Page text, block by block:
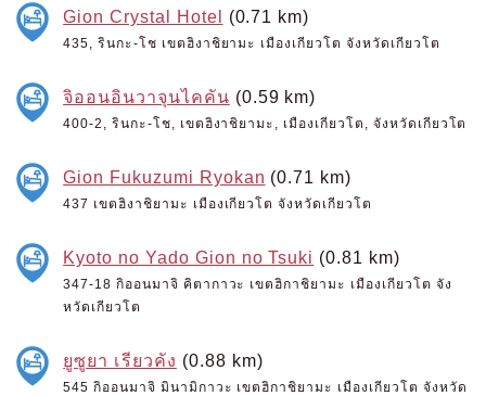
Gion Crystal Hotel (0.71 km)
435, รินกะ-โช เขตฮิงาชิยามะ เมืองเกียวโต จังหวัดเกียวโต
จิออนอินวาจุนไคคัน (0.59 km)
400-2, รินกะ-โช, เขตฮิงาชิยามะ, เมืองเกียวโต, จังหวัดเกียวโต
Gion Fukuzumi Ryokan (0.71 km)
437 เขตฮิงาชิยามะ เมืองเกียวโต จังหวัดเกียวโต
Kyoto no Yado Gion no Tsuki (0.81 km)
347-18 กิออนมาจิ คิตากาวะ เขตฮิกาชิยามะ เมืองเกียวโต จัง
หวัดเกียวโต
ยูซูยา เรียวคัง (0.88 km)
545 กิออนมาจิ มินามิกาวะ เขตฮิกาชิยามะ เมืองเกียวโต จังหวัด